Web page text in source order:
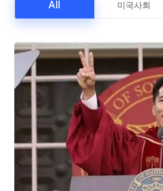
All 미국사회